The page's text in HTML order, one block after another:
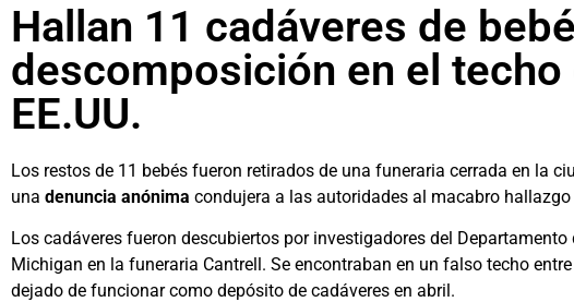
Hallan 11 cadáveres de
descomposición en el techo
EE.UU.
Los restos de 11 bebés fueron retirados de una funeraria cerrada en la
una denuncia anónima condujera a las autoridades al macabro
Los cadáveres fueron descubiertos por investigadores del
Michigan en la funeraria Cantrell. Se encontraban en un falso techo
dejado de funcionar como depósito de cadáveres en abril.